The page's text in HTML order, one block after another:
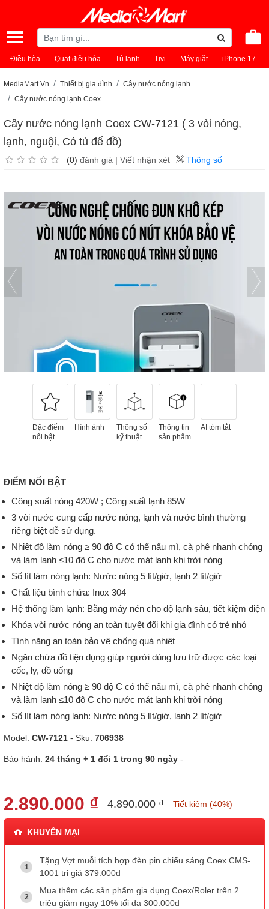
Điều hòa Quạt điều hòa Tủ lạnh Tivi Máy giặt iPhone 17
MediaMart.Vn Thiết bị gia đình
Cây nước nóng lạnh
Cây nước nóng lạnh Coex
Cây nước nóng lạnh Coex CW-7121 ( 3 vòi nóng,
lạnh, nguội, Có tủ để đồ)
(0) đánh giá | Viết nhận xét Thông số
Đặc điểm
nổi bật
Hình ảnh
Thông số
kỹ thuật
Thông tin
sản phẩm
AI tóm tắt
ĐIỂM NỔI BẬT
Công suất nóng 420W ; Công suất lạnh 85W
3 vòi nước cung cấp nước nóng, lạnh và nước bình thường
riêng biệt dễ sử dụng.
Nhiệt độ làm nóng ≥ 90 độ C có thể nấu mì, cà phê nhanh chóng
và làm lạnh ≤10 độ C cho nước mát lạnh khi trời nóng
Số lít làm nóng lạnh: Nước nóng 5 lít/giờ, lạnh 2 lít/giờ
Chất liệu bình chứa: Inox 304
Hệ thống làm lạnh: Bằng máy nén cho độ lạnh sâu, tiết kiệm điện
Khóa vòi nước nóng an toàn tuyệt đối khi gia đình có trẻ nhỏ
Tính năng an toàn bảo vệ chống quá nhiệt
Ngăn chứa đồ tiện dụng giúp người dùng lưu trữ được các loại
cốc, ly, đồ uống
Nhiệt độ làm nóng ≥ 90 độ C có thể nấu mì, cà phê nhanh chóng
và làm lạnh ≤10 độ C cho nước mát lạnh khi trời nóng
Số lít làm nóng lạnh: Nước nóng 5 lít/giờ, lạnh 2 lít/giờ
Model: CW-7121 - Sku: 706938
Bảo hành: 24 tháng + 1 đổi 1 trong 90 ngày -
2.890.000 ₫ 4.890.000 ₫ Tiết kiệm (40%)
KHUYẾN MẠI
Tặng Vợt muỗi tích hợp đèn pin chiếu sáng Coex CMS-
1001 trị giá 379.000đ
Mua thêm các sản phẩm gia dụng Coex/Roler trên 2
triệu giảm ngay 10% tối đa 300.000đ